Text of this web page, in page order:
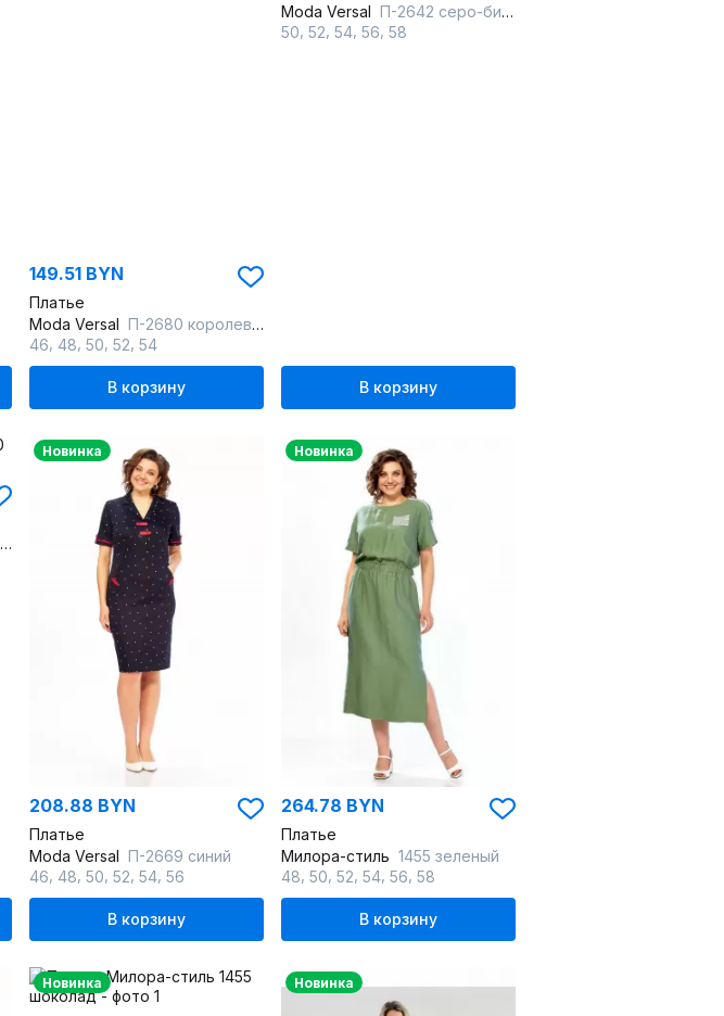
149.51 BYN
Платье
Moda Versal П-2680 королевско синий
46 48 50 52 54
В корзину
Moda Versal П-2642 серо-бирюзовый
50 52 54 56 58
В корзину
Новинка
208.88 BYN
Платье
Moda Versal П-2669 синий
46 48 50 52 54 56
В корзину
Новинка
264.78 BYN
Платье
Милора-стиль 1455 зеленый
48 50 52 54 56 58
В корзину
Новинка Новинка